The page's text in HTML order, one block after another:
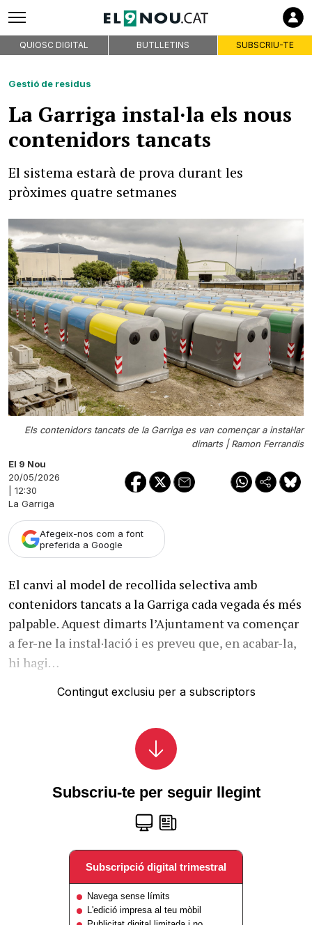
QUIOSC DIGITAL BUTLLETINS SUBSCRIU-TE
Gestió de residus
La Garriga instal·la els nous
contenidors tancats
El sistema estarà de prova durant les
pròximes quatre setmanes
Els contenidors tancats de la Garriga es van començar a instal·lar
dimarts |Ramon Ferrandis
El 9 Nou
20/05/2026
| 12:30
La Garriga
Afegeix-nos com a font
preferida a Google
El canvi al model de recollida selectiva amb
contenidors tancats a la Garriga cada vegada és més
palpable. Aquest dimarts l’Ajuntament va començar
a fer-ne la instal·lació i es preveu que, en acabar-la,
hi hagi…
Contingut exclusiu per a subscriptors